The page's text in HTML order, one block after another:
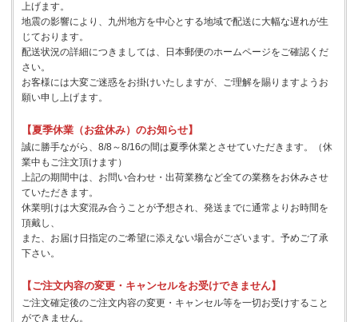
上げます。
地震の影響により、九州地方を中心とする地域で配送に大幅な遅れが生
じております。
配送状況の詳細につきましては、日本郵便のホームページをご確認くだ
さい。
お客様には大変ご迷惑をお掛けいたしますが、ご理解を賜りますようお
願い申し上げます。
【夏季休業（お盆休み）のお知らせ】
誠に勝手ながら、8/8～8/16の間は夏季休業とさせていただきます。（休
業中もご注文頂けます）
上記の期間中は、お問い合わせ・出荷業務など全ての業務をお休みさせ
ていただきます。
休業明けは大変混み合うことが予想され、発送までに通常よりお時間を
頂戴し、
また、お届け日指定のご希望に添えない場合がございます。予めご了承
下さい。
【ご注文内容の変更・キャンセルをお受けできません】
ご注文確定後のご注文内容の変更・キャンセル等を一切お受けすること
ができません。